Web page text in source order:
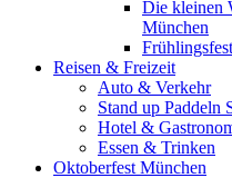
Die kleinen
München
Reisen & Freizeit
Auto & Verkehr
Stand up Paddeln
Hotel &
Essen & Trinken
Oktoberfest München